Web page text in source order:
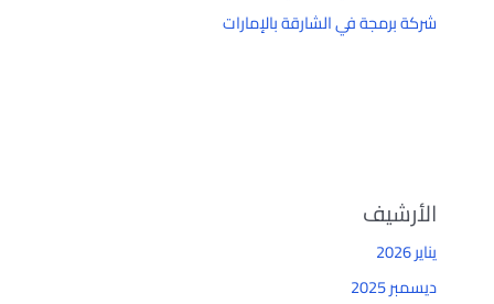
شركة برمجة في الشارقة بالإمارات
الأرشيف
يناير 2026
ديسمبر 2025